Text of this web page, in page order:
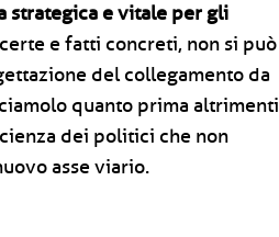
strategica e vitale per gli
e fatti concreti, non si può
del collegamento da
quanto prima altrimenti
dei politici che non
asse viario.